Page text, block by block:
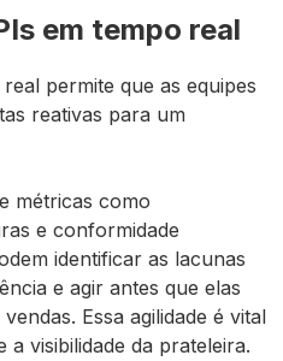
em tempo real
permite que as equipes
reativas para um
métricas como
e conformidade
identificar as lacunas
e agir antes que elas
Essa agilidade é vital
a visibilidade da prateleira.